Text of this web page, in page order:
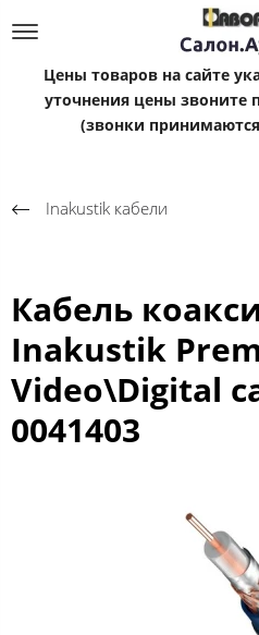
Цены товаров на сайте
уточнения цены звоните
(звонки
Inakustik кабели
Кабель
Inakustik
Video\Digital
0041403